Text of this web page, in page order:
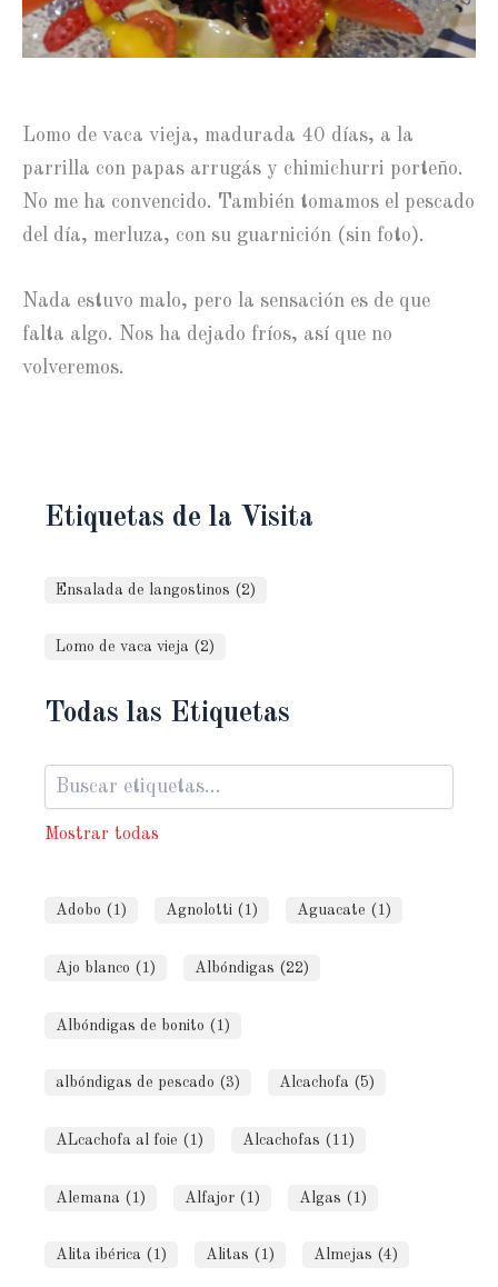
Lomo de vaca vieja, madurada 40 días, a la
parrilla con papas arrugás y chimichurri porteño.
No me ha convencido. También tomamos el pescado
del día, merluza, con su guarnición (sin foto).
Nada estuvo malo, pero la sensación es de que
falta algo. Nos ha dejado fríos, así que no
volveremos.
Etiquetas de la Visita
Ensalada de langostinos (2)
Lomo de vaca vieja (2)
Todas las Etiquetas
Mostrar todas
Adobo (1) Agnolotti (1) Aguacate (1)
Ajo blanco (1) Albóndigas (22)
Albóndigas de bonito (1)
albóndigas de pescado (3) Alcachofa (5)
ALcachofa al foie (1) Alcachofas (11)
Alemana (1) Alfajor (1) Algas (1)
Alita ibérica (1) Alitas (1) Almejas (4)